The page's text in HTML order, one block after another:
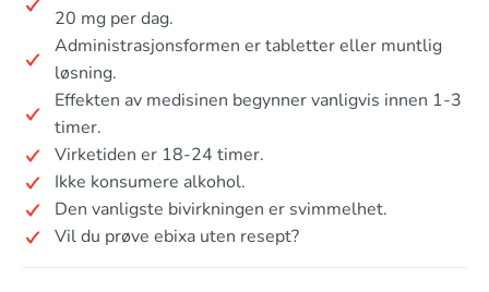
20 mg per dag.
Administrasjonsformen er tabletter eller muntlig
løsning.
Effekten av medisinen begynner vanligvis innen 1-3
timer.
Virketiden er 18-24 timer.
Ikke konsumere alkohol.
Den vanligste bivirkningen er svimmelhet.
Vil du prøve ebixa uten resept?